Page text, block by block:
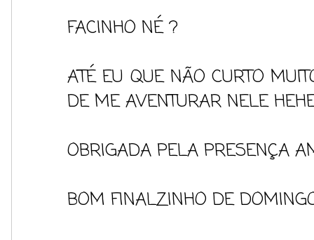
FACINHO NÉ ?
ATÉ EU QUE NÃO CURTO
DE ME AVENTURAR NELE
OBRIGADA PELA PRESENÇA
BOM FINALZINHO DE